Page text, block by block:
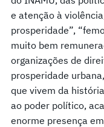
e atenção à
prosperidade”,
muito bem
organizações de
prosperidade
que vivem da
ao poder político,
enorme presença